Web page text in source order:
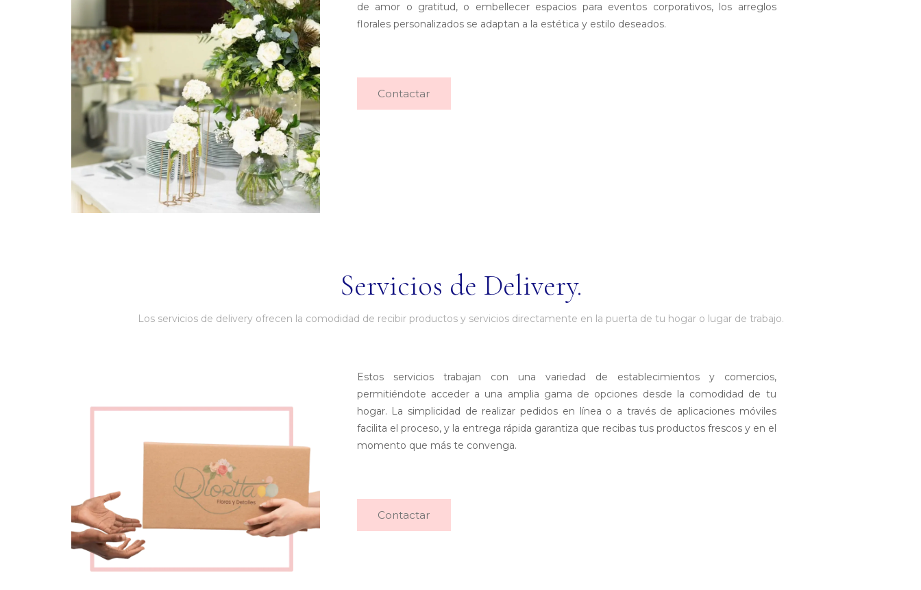
de amor o gratitud, o embellecer espacios para eventos corporativos, los arreglos
florales personalizados se adaptan a la estética y estilo deseados.
Contactar
Servicios de Delivery.
Los servicios de delivery ofrecen la comodidad de recibir productos y servicios directamente en la puerta de tu hogar o lugar de trabajo.
Estos servicios trabajan con una variedad de establecimientos y comercios,
permitiéndote acceder a una amplia gama de opciones desde la comodidad de tu
hogar. La simplicidad de realizar pedidos en línea o a través de aplicaciones móviles
facilita el proceso, y la entrega rápida garantiza que recibas tus productos frescos y en el
momento que más te convenga.
Contactar